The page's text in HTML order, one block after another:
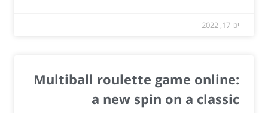
ינו 17, 2022
Multiball roulette game online:
a new spin on a classic